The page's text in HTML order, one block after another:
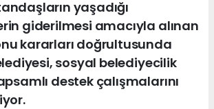
yaşadığı
giderilmesi amacıyla alınan
kararları doğrultusunda
sosyal belediyecilik
destek çalışmalarını